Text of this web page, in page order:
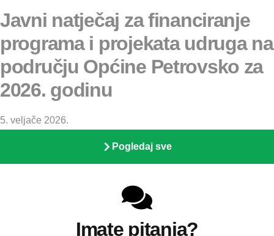
Javni natječaj za financiranje
programa i projekata udruga na
području Općine Petrovsko za
2026. godinu
5. veljače 2026.
Pogledaj sve
Imate pitanja?